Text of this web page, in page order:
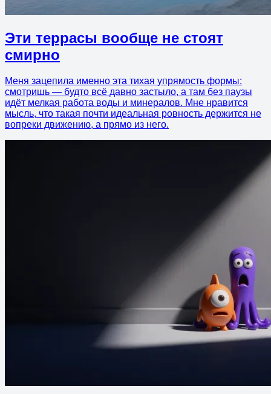
Эти террасы вообще не стоят
смирно
Меня зацепила именно эта тихая упрямость формы:
смотришь — будто всё давно застыло, а там без паузы
идёт мелкая работа воды и минералов. Мне нравится
мысль, что такая почти идеальная ровность держится не
вопреки движению, а прямо из него.